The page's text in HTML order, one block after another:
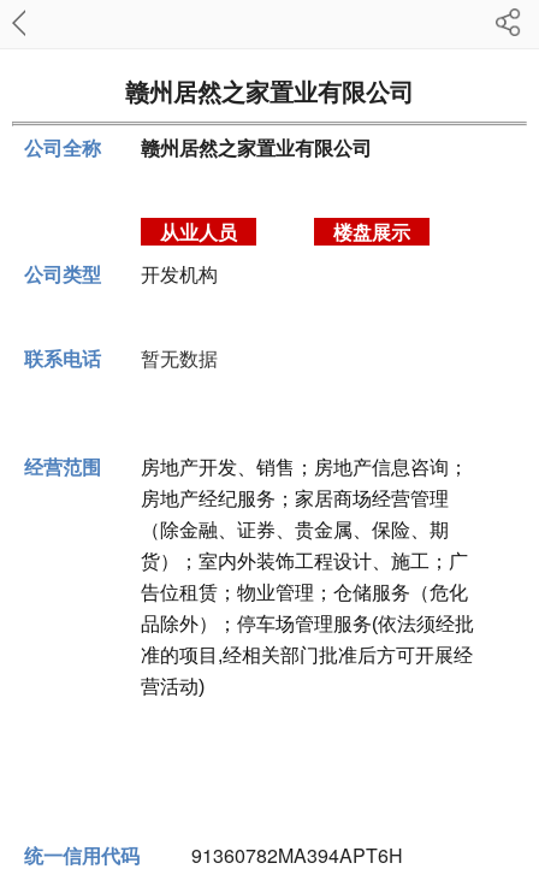
赣州居然之家置业有限公司
公司全称 赣州居然之家置业有限公司
从业人员
楼盘展示
公司类型
开发机构
联系电话 暂无数据
经营范围
房地产开发、销售；房地产信息咨询；
房地产经纪服务；家居商场经营管理
（除金融、证券、贵金属、保险、期
货）；室内外装饰工程设计、施工；广
告位租赁；物业管理；仓储服务（危化
品除外）；停车场管理服务(依法须经批
准的项目,经相关部门批准后方可开展经
营活动)
统一信用代码 91360782MA394APT6H